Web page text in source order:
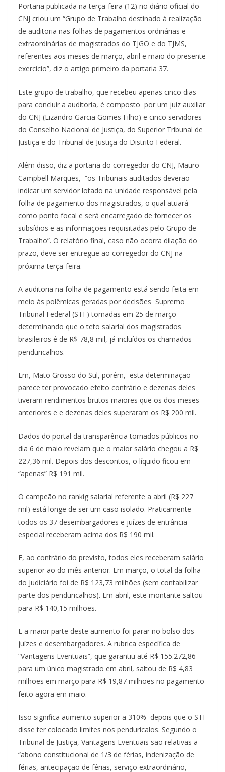
Portaria publicada na terça-feira (12) no diário oficial do
CNJ criou um “Grupo de Trabalho destinado à realização
de auditoria nas folhas de pagamentos ordinárias e
extraordinárias de magistrados do TJGO e do TJMS,
referentes aos meses de março, abril e maio do presente
exercício”, diz o artigo primeiro da portaria 37.
Este grupo de trabalho, que recebeu apenas cinco dias
para concluir a auditoria, é composto por um juiz auxiliar
do CNJ (Lizandro Garcia Gomes Filho) e cinco servidores
do Conselho Nacional de Justiça, do Superior Tribunal de
Justiça e do Tribunal de Justiça do Distrito Federal.
Além disso, diz a portaria do corregedor do CNJ, Mauro
Campbell Marques, “os Tribunais auditados deverão
indicar um servidor lotado na unidade responsável pela
folha de pagamento dos magistrados, o qual atuará
como ponto focal e será encarregado de fornecer os
subsídios e as informações requisitadas pelo Grupo de
Trabalho”. O relatório final, caso não ocorra dilação do
prazo, deve ser entregue ao corregedor do CNJ na
próxima terça-feira.
A auditoria na folha de pagamento está sendo feita em
meio às polêmicas geradas por decisões Supremo
Tribunal Federal (STF) tomadas em 25 de março
determinando que o teto salarial dos magistrados
brasileiros é de R$ 78,8 mil, já incluídos os chamados
penduricalhos.
Em, Mato Grosso do Sul, porém, esta determinação
parece ter provocado efeito contrário e dezenas deles
tiveram rendimentos brutos maiores que os dos meses
anteriores e e dezenas deles superaram os R$ 200 mil.
Dados do portal da transparência tornados públicos no
dia 6 de maio revelam que o maior salário chegou a R$
227,36 mil. Depois dos descontos, o líquido ficou em
“apenas” R$ 191 mil.
O campeão no rankig salarial referente a abril (R$ 227
mil) está longe de ser um caso isolado. Praticamente
todos os 37 desembargadores e juízes de entrância
especial receberam acima dos R$ 190 mil.
E, ao contrário do previsto, todos eles receberam salário
superior ao do mês anterior. Em março, o total da folha
do Judiciário foi de R$ 123,73 milhões (sem contabilizar
parte dos penduricalhos). Em abril, este montante saltou
para R$ 140,15 milhões.
E a maior parte deste aumento foi parar no bolso dos
juízes e desembargadores. A rubrica específica de
“Vantagens Eventuais”, que garantiu até R$ 155.272,86
para um único magistrado em abril, saltou de R$ 4,83
milhões em março para R$ 19,87 milhões no pagamento
feito agora em maio.
Isso significa aumento superior a 310% depois que o STF
disse ter colocado limites nos penduricalos. Segundo o
Tribunal de Justiça, Vantagens Eventuais são relativas a
“abono constitucional de 1/3 de férias, indenização de
férias, antecipação de férias, serviço extraordinário,